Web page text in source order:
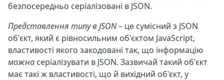
безпосередньо серіалізовані в JSON.
Представлення типу в JSON– це сумісний з JSON
об'єкт, який є рівносильним об'єктом JavaScript,
властивості якого закодовані так, що інформацію
можна серіалізувати в JSON. Зазвичай такий об'єкт
має такі ж властивості, що й вихідний об'єкт, у